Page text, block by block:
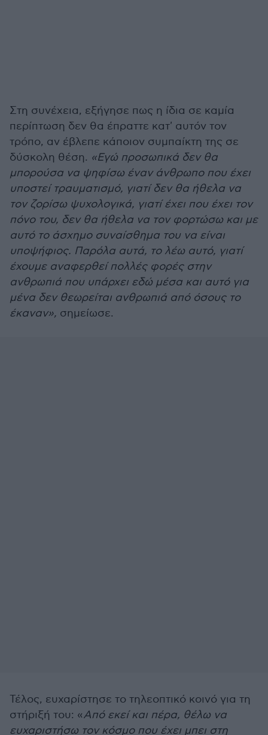
Στη συνέχεια, εξήγησε πως η ίδια σε καμία
περίπτωση δεν θα έπραττε κατ' αυτόν τον
τρόπο, αν έβλεπε κάποιον συμπαίκτη της σε
δύσκολη θέση. «Εγώ προσωπικά δεν θα
μπορούσα να ψηφίσω έναν άνθρωπο που έχει
υποστεί τραυματισμό, γιατί δεν θα ήθελα να
τον ζορίσω ψυχολογικά, γιατί έχει που έχει τον
πόνο του, δεν θα ήθελα να τον φορτώσω και με
αυτό το άσχημο συναίσθημα του να είναι
υποψήφιος. Παρόλα αυτά, το λέω αυτό, γιατί
έχουμε αναφερθεί πολλές φορές στην
ανθρωπιά που υπάρχει εδώ μέσα και αυτό για
μένα δεν θεωρείται ανθρωπιά από όσους το
έκαναν», σημείωσε.
Τέλος, ευχαρίστησε το τηλεοπτικό κοινό για τη
στήριξή του: «Από εκεί και πέρα, θέλω να
ευχαριστήσω τον κόσμο που έχει μπει στη